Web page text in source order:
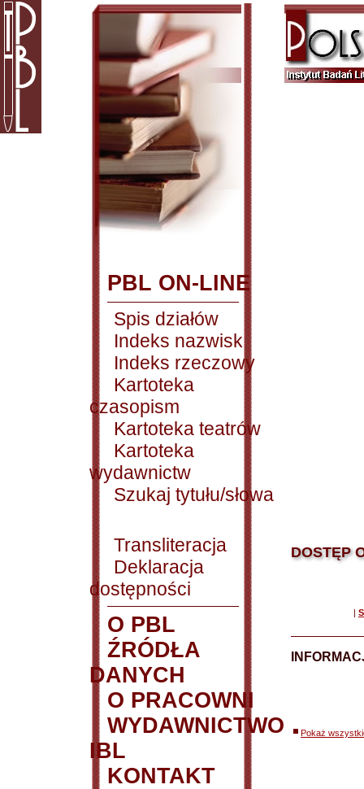
PBL ON-LINE
Spis działów
Indeks nazwisk
Indeks rzeczowy
Kartoteka
czasopism
Kartoteka teatrów
Kartoteka
wydawnictw
Szukaj tytułu/słowa
Transliteracja
Deklaracja
dostępności
O PBL
ŹRÓDŁA
DANYCH
O PRACOWNI
WYDAWNICTWO
IBL
KONTAKT
DOSTĘP
|
Pokaż